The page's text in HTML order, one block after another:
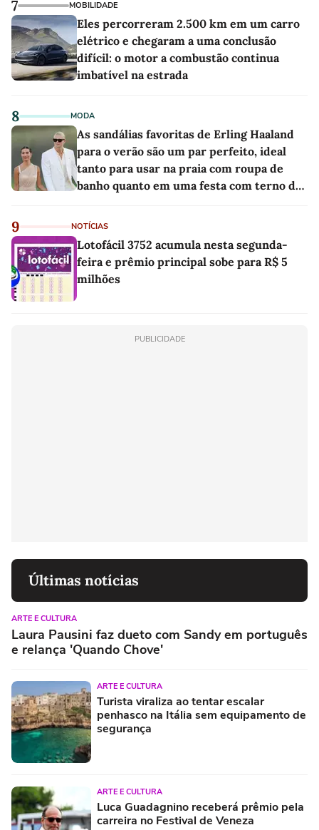
7 MOBILIDADE
Eles percorreram 2.500 km em um carro
elétrico e chegaram a uma conclusão
difícil: o motor a combustão continua
imbatível na estrada
8 MODA
As sandálias favoritas de Erling Haaland
para o verão são um par perfeito, ideal
tanto para usar na praia com roupa de
banho quanto em uma festa com terno de
9 NOTÍCIAS
Lotofácil 3752 acumula nesta segunda-
feira e prêmio principal sobe para R$ 5
milhões
PUBLICIDADE
Últimas notícias
ARTE E CULTURA
Laura Pausini faz dueto com Sandy em português
e relança 'Quando Chove'
ARTE E CULTURA
Turista viraliza ao tentar escalar
penhasco na Itália sem equipamento de
segurança
ARTE E CULTURA
Luca Guadagnino receberá prêmio pela
carreira no Festival de Veneza